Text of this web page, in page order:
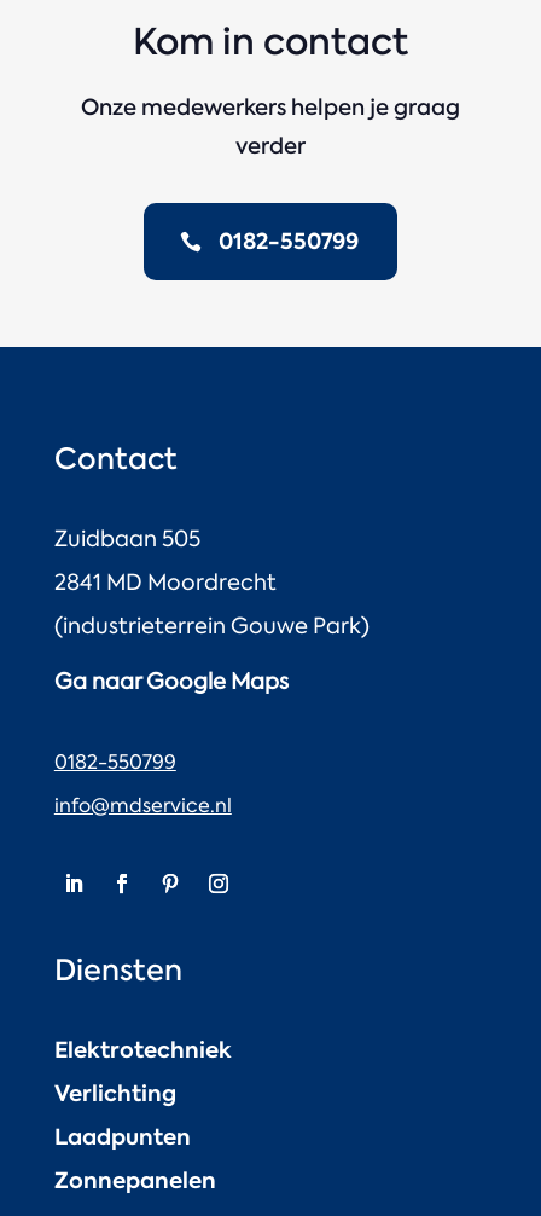
Kom in contact
Onze medewerkers helpen je graag
verder
0182-550799
Contact
Zuidbaan 505
2841 MD Moordrecht
(industrieterrein Gouwe Park)
Ga naar Google Maps
0182-550799
info@mdservice.nl
Diensten
Elektrotechniek
Verlichting
Laadpunten
Zonnepanelen